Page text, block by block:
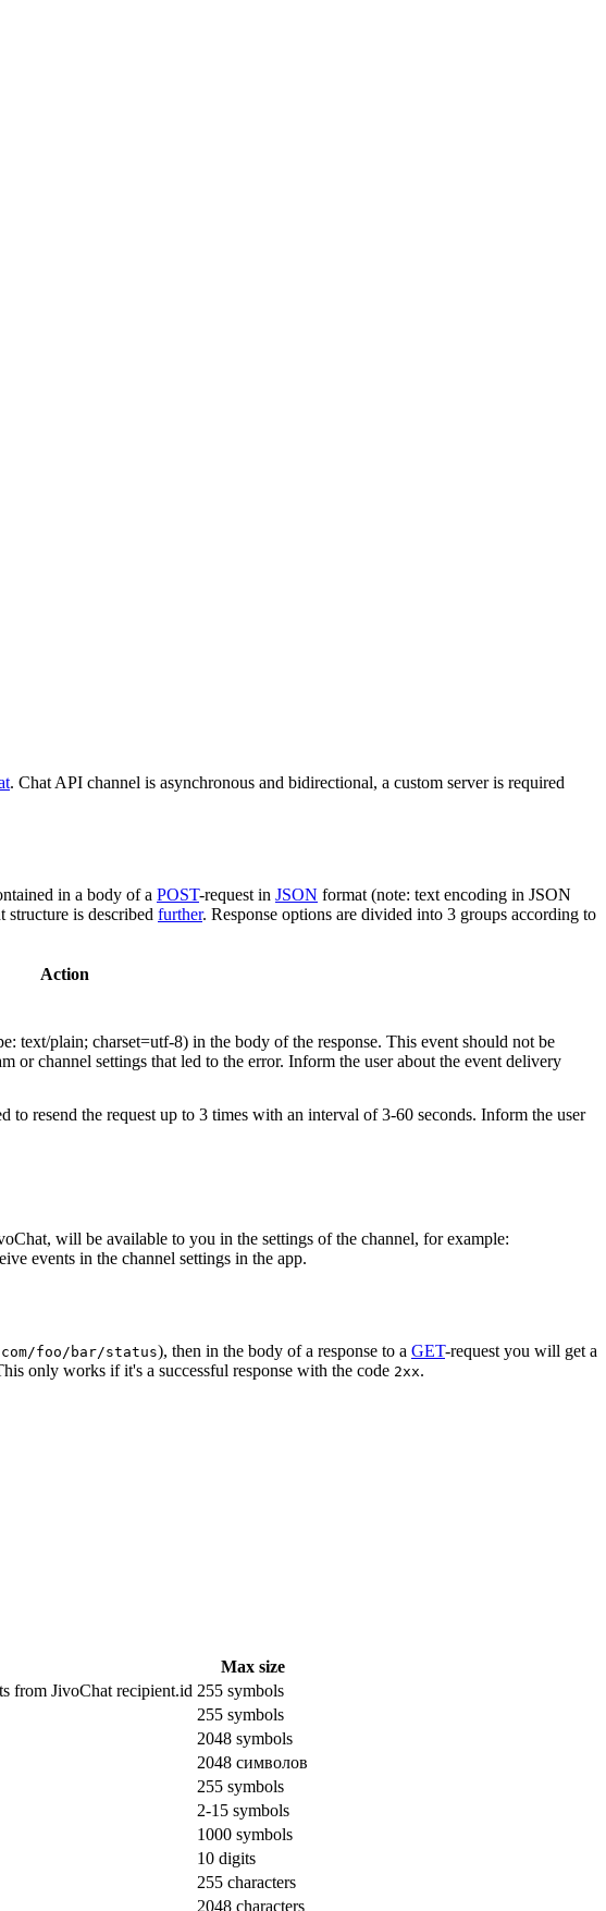
. Chat API channel is asynchronous and bidirectional, a custom server is required
in a body of a POST-request in JSON format (note: text encoding in JSON
structure is described further. Response options are divided into 3 groups according to
Action
text/plain; charset=utf-8) in the body of the response. This event should not be
or channel settings that led to the error. Inform the user about the event delivery
to resend the request up to 3 times with an interval of 3-60 seconds. Inform the user
will be available to you in the settings of the channel, for example:
events in the channel settings in the app.
foo/bar/status), then in the body of a response to a GET-request you will get a
only works if it's a successful response with the code 2xx.
Max size
from JivoChat recipient.id 255 symbols
255 symbols
2048 symbols
2048 символов
255 symbols
2-15 symbols
1000 symbols
10 digits
255 characters
2048 characters